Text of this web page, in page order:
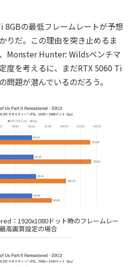
8GBの最低フレームレートが予想
りだ。この理由を突き止めるま
Monster Hunter: Wildsベンチマ
度を考えるに、まだRTX 5060 Ti
問題が潜んでいるのだろう。
：1920x1080ドット時のフレームレー
高画質設定の場合